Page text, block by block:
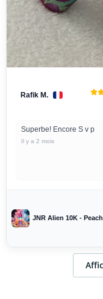
Rafik M.
Superbe! Encore S v p
Il y a 2 mois
JNR Alien 10K -